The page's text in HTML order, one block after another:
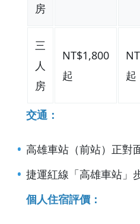
房
三
人
房
NT$1,800
起
起
交通：
高雄車站（前站）正對
捷運紅線「高雄車站」
個人住宿評價：